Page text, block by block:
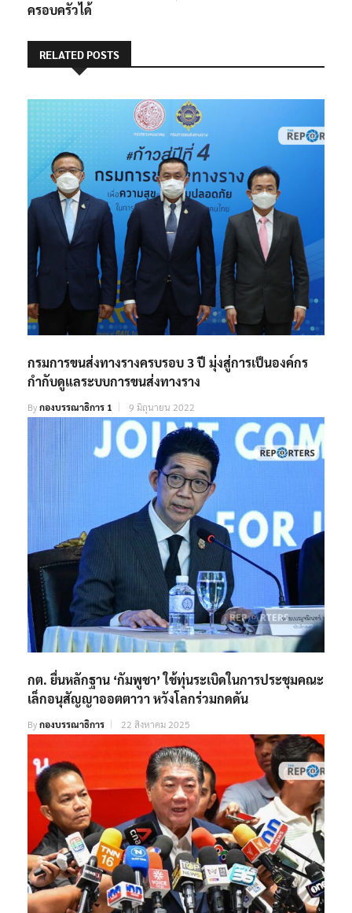
ครอบครัวได้
RELATED POSTS
กรมการขนส่งทางรางครบรอบ 3 ปี มุ่งสู่การเป็นองค์กร
กำกับดูแลระบบการขนส่งทางราง
Byกองบรรณาธิการ 1 9 มิถุนายน 2022
กต. ยื่นหลักฐาน ‘กัมพูชา’ ใช้ทุ่นระเบิดในการประชุมคณะ
เล็กอนุสัญญาออตตาวา หวังโลกร่วมกดดัน
Byกองบรรณาธิการ 22 สิงหาคม 2025